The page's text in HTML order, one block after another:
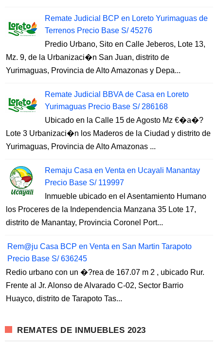
Remate Judicial BCP en Loreto Yurimaguas de
Terrenos Precio Base S/ 45276
Predio Urbano, Sito en Calle Jeberos, Lote 13,
Mz. 9, de la Urbanizaci�n San Juan, distrito de
Yurimaguas, Provincia de Alto Amazonas y Depa...
Remate Judicial BBVA de Casa en Loreto
Yurimaguas Precio Base S/ 286168
Ubicado en la Calle 15 de Agosto Mz €�a�?
Lote 3 Urbanizaci�n los Maderos de la Ciudad y distrito de
Yurimaguas, Provincia de Alto Amazonas ...
Remaju Casa en Venta en Ucayali Manantay
Precio Base S/ 119997
Inmueble ubicado en el Asentamiento Humano
los Proceres de la Independencia Manzana 35 Lote 17,
distrito de Manantay, Provincia Coronel Port...
Rem@ju Casa BCP en Venta en San Martin Tarapoto
Precio Base S/ 636245
Redio urbano con un �?rea de 167.07 m 2 , ubicado Rur.
Frente al Jr. Alonso de Alvarado C-02, Sector Barrio
Huayco, distrito de Tarapoto Tas...
REMATES DE INMUEBLES 2023